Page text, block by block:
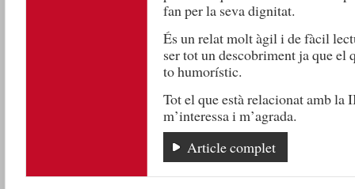
fan per la seva dignitat.
És un relat molt àgil i de fàcil
ser tot un descobriment ja que el
to humorístic.
Tot el que està relacionat amb
m’interessa i m’agrada.
Article complet